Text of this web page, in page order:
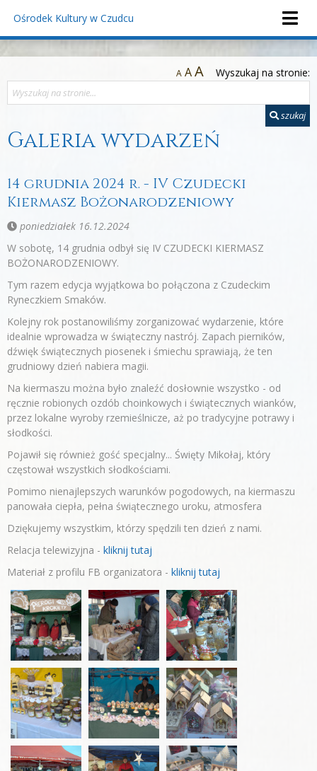
Ośrodek Kultury w Czudcu
A AA Wyszukaj na stronie:
szukaj
Galeria wydarzeń
14 grudnia 2024 r. - IV Czudecki
Kiermasz Bożonarodzeniowy
poniedziałek 16.12.2024
W sobotę, 14 grudnia odbył się IV CZUDECKI KIERMASZ
BOŻONARODZENIOWY.
Tym razem edycja wyjątkowa bo połączona z Czudeckim
Ryneczkiem Smaków.
Kolejny rok postanowiliśmy zorganizować wydarzenie, które
idealnie wprowadza w świąteczny nastrój. Zapach pierników,
dźwięk świątecznych piosenek i śmiechu sprawiają, że ten
grudniowy dzień nabiera magii.
Na kiermaszu można było znaleźć dosłownie wszystko - od
ręcznie robionych ozdób choinkowych i świątecznych wianków,
przez lokalne wyroby rzemieślnicze, aż po tradycyjne potrawy i
słodkości.
Pojawił się również gość specjalny... Święty Mikołaj, który
częstował wszystkich słodkościami.
Pomimo nienajlepszych warunków pogodowych, na kiermaszu
panowała ciepła, pełna świątecznego uroku, atmosfera
Dziękujemy wszystkim, którzy spędzili ten dzień z nami.
Relacja telewizyjna - kliknij tutaj
Materiał z profilu FB organizatora - kliknij tutaj